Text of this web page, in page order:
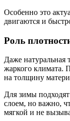
Особенно это
двигаются и
Роль
Даже натуральная
жаркого климата.
на толщину
Для зимы
слоем, но важно,
мягкой и не